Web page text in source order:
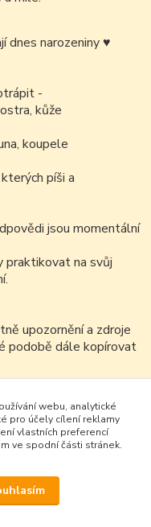
dnes narozeniny♥
-
kůže
koupele
píši a
jsou momentální
praktikovat na svůj
upozornění a zdroje
podobě dále kopírovat
webu, analytické
pro účely cílení reklamy
vlastních preferencí
ve spodní části stránek.